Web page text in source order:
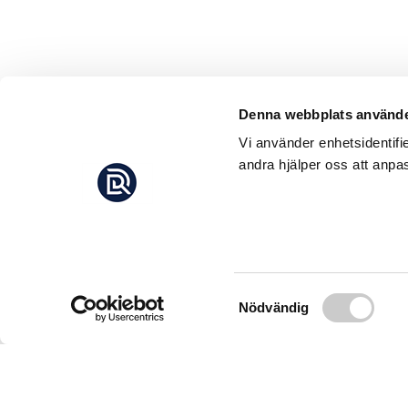
Denna webbplats
Vi använder
andra hjälper oss att
Samtyckesval
Nödvändig